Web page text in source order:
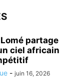
partage
ciel africain
- juin 16, 2026